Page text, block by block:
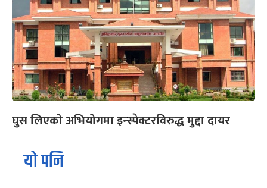
घुस लिएको अभियोगमा इन्स्पेक्टरविरुद्ध मुद्दा दायर
यो पनि